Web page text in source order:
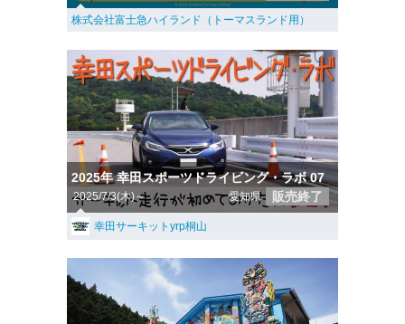
株式会社富士急ハイランド（トーマスランド用）
2025年 幸田スポーツドライビング・ラボ 07
2025/7/3(木)～ 愛知県 販売終了
幸田サーキットyrp桐山